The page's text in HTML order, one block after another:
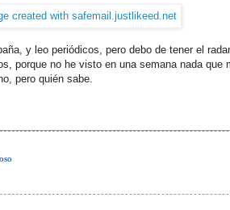
y leo periódicos, pero debo de tener el
porque no he visto en una semana nada que
pero quién sabe.